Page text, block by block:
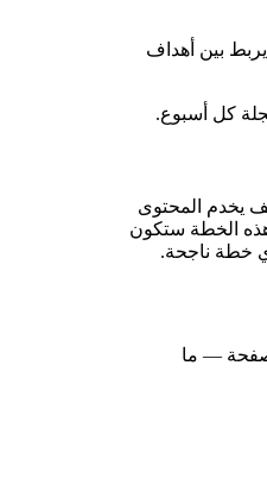
بين أهداف
كل أسبوع.
يخدم المحتوى
هذه الخطة ستكون
خطة ناجحة.
صفحة — ما